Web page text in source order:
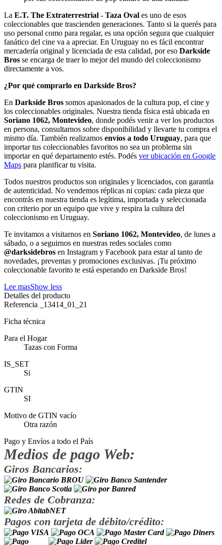
La E.T. The Extraterrestrial - Taza Oval es uno de esos
coleccionables que trascienden generaciones. Tanto si la querés para
uso personal como para regalar, es una opción segura que cualquier
fanático del cine va a apreciar. En Uruguay no es fácil encontrar
mercadería original y licenciada de esta calidad, por eso Darkside
Bros se encarga de traer lo mejor del mundo del coleccionismo
directamente a vos.
¿Por qué comprarlo en Darkside Bros?
En Darkside Bros somos apasionados de la cultura pop, el cine y
los coleccionables originales. Nuestra tienda física está ubicada en
Soriano 1062, Montevideo, donde podés venir a ver los productos
en persona, consultarnos sobre disponibilidad y llevarte tu compra el
mismo día. También realizamos envíos a todo Uruguay, para que
importar tus coleccionables favoritos no sea un problema sin
importar en qué departamento estés. Podés ver ubicación en Google
Maps para planificar tu visita.
Todos nuestros productos son originales y licenciados, con garantía
de autenticidad. No vendemos réplicas ni copias: cada pieza que
encontrás en nuestra tienda es legítima, importada y seleccionada
con criterio por un equipo que vive y respira la cultura del
coleccionismo en Uruguay.
Te invitamos a visitarnos en Soriano 1062, Montevideo, de lunes a
sábado, o a seguirnos en nuestras redes sociales como
@darksidebros en Instagram y Facebook para estar al tanto de
novedades, preventas y promociones exclusivas. ¡Tu próximo
coleccionable favorito te está esperando en Darkside Bros!
Lee masShow less
Detalles del producto
Referencia
_13414_01_21
Ficha técnica
Para el Hogar
Tazas con Forma
IS_SET
Si
GTIN
SI
Motivo de GTIN vacío
Otra razón
Pago y Envíos a todo el País
Medios de pago Web:
Giros Bancarios:
Redes de Cobranza:
Pagos con tarjeta de débito/crédito: